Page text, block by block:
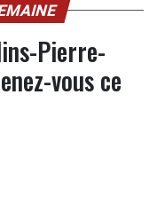
Pierre-
vous ce